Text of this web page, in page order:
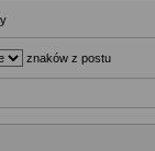
znaków z postu